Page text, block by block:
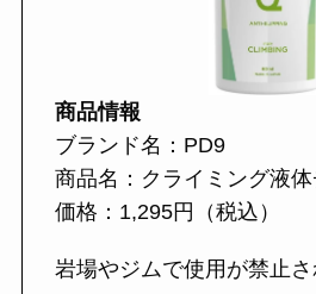
商品情報
ブランド名：PD9
商品名：クライミング液体
価格：1,295円（税込）
岩場やジムで使用が禁止